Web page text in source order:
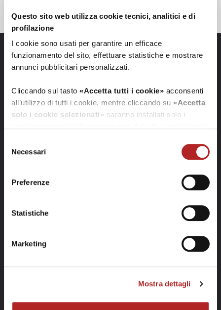
Questo sito web utilizza cookie tecnici, analitici e di
profilazione
I cookie sono usati per garantire un efficace
funzionamento del sito, effettuare statistiche e mostrare
annunci pubblicitari personalizzati.
Cliccando sul tasto «Accetta tutti i cookie» acconsenti
all’utilizzo di tutti i cookie, mentre cliccando su «Accetta
solo i cookie selezionati» saranno installati solo i
su“Rifiuta i cookie”
, verranno installati solo i cookie
Cliccando su
puoi vedere nel dettaglio
tramite il presente sito.
delNecessari
Preferenze
Statistiche
Marketing
Mostra dettagli
REA Alessandria: AL-314535